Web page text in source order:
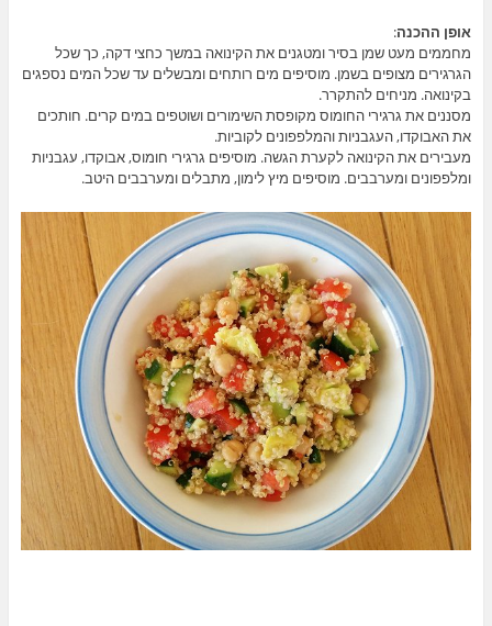
אופן ההכנה:
מחממים מעט שמן בסיר ומטגנים את הקינואה במשך כחצי דקה, כך שכל
הגרגירים מצופים בשמן. מוסיפים מים רותחים ומבשלים עד שכל המים נספגים
בקינואה. מניחים להתקרר.
מסננים את גרגירי החומוס מקופסת השימורים ושוטפים במים קרים. חותכים
את האבוקדו, העגבניות והמלפפונים לקוביות.
מעבירים את הקינואה לקערת הגשה. מוסיפים גרגירי חומוס, אבוקדו, עגבניות
ומלפפונים ומערבבים. מוסיפים מיץ לימון, מתבלים ומערבבים היטב.